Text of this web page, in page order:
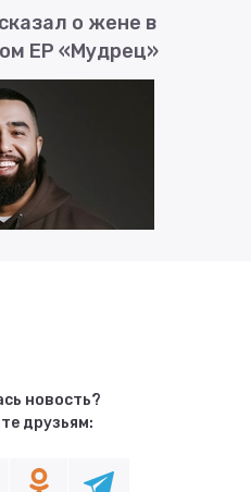
о жене в
EP «Мудрец»
новость?
друзьям: